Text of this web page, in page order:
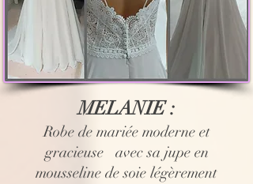
MELANIE :
Robe de mariée moderne et
gracieuse avec sa jupe en
mousseline de soie légèrement